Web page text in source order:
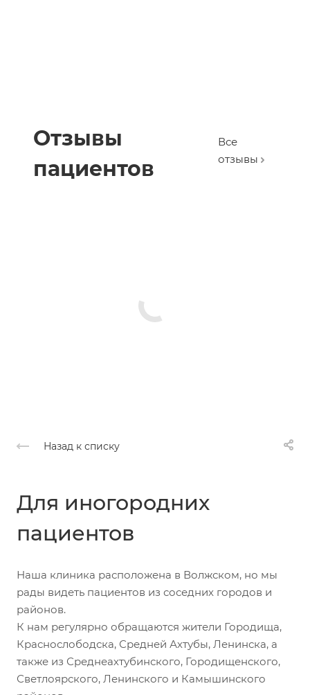
Отзывы
пациентов
Все
отзывы
Назад к списку
Для иногородних
пациентов
Наша клиника расположена в Волжском, но мы
рады видеть пациентов из соседних городов и
районов.
К нам регулярно обращаются жители Городища,
Краснослободска, Средней Ахтубы, Ленинска, а
также из Среднеахтубинского, Городищенского,
Светлоярского, Ленинского и Камышинского